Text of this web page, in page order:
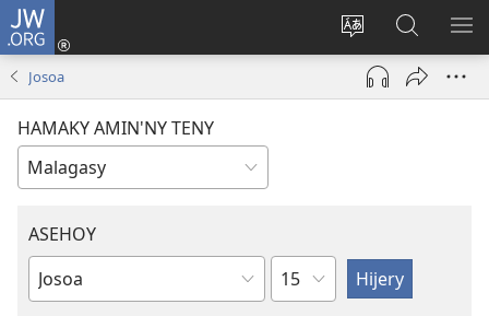
JW.ORG
Hiova
fiteny
Hiditra
(manokatra
rohy)
ato
Amin’ny
Josoa
HAMAKY AMIN'NY TENY
ASEHOY
Boky
Toko